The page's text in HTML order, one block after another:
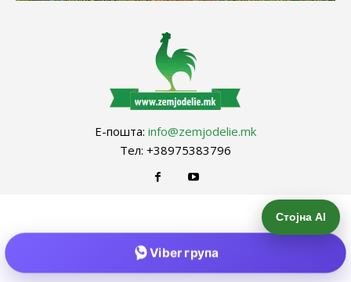
Е-пошта: info@zemjodelie.mk
Тел: +38975383796
Стојна AI
Viber група